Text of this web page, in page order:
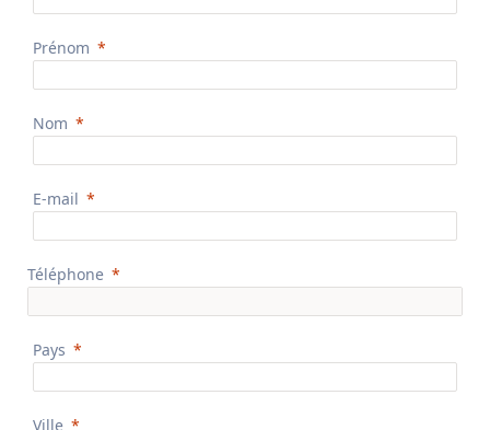
Prénom
Nom
E-mail
Téléphone
Pays
Ville